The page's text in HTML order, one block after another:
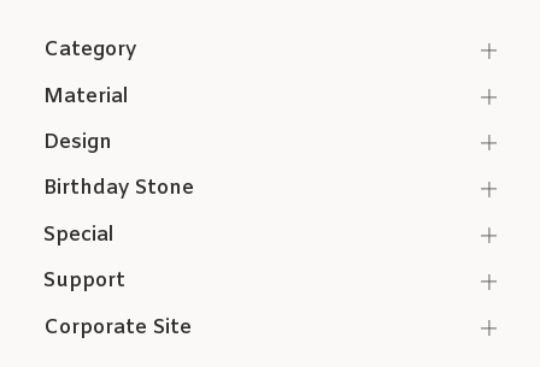
Category
Support
Corporate Site
Material
Design
Birthday Stone
Special